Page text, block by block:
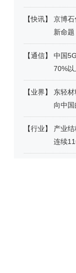
【快讯】
京博
新命题
【通信】
中国
70%以
【业界】
东轻
向中国
【行业】
产业
连续